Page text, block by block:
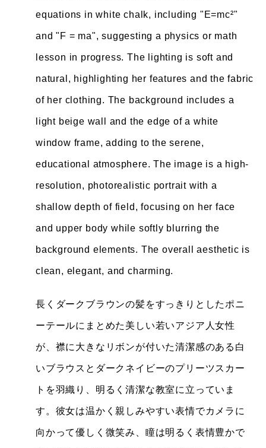
equations in white chalk, including "E=mc²"
and "F = ma", suggesting a physics or math
lesson in progress. The lighting is soft and
natural, highlighting her features and the fabric
of her clothing. The background includes a
light beige wall and the edge of a white
window frame, adding to the serene,
educational atmosphere. The image is a high-
resolution, photorealistic portrait with a
shallow depth of field, focusing on her face
and upper body while softly blurring the
background elements. The overall aesthetic is
clean, elegant, and charming.
長くダークブラウンの髪をすっきりとしたポニ
ーテールにまとめた美しい若いアジア人女性
が、襟に大きなリボンが付いた清潔感のある白
いブラウスとダークネイビーのプリーツスカー
トを羽織り、明るく清潔な教室に立っていま
す。彼女は温かく親しみやすい表情でカメラに
向かって優しく微笑み、瞳は明るく表情豊かで